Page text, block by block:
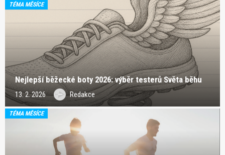
TÉMA MĚSÍCE
Nejlepší běžecké boty 2026: výběr testerů Světa běhu
13. 2. 2026 Redakce
TÉMA MĚSÍCE